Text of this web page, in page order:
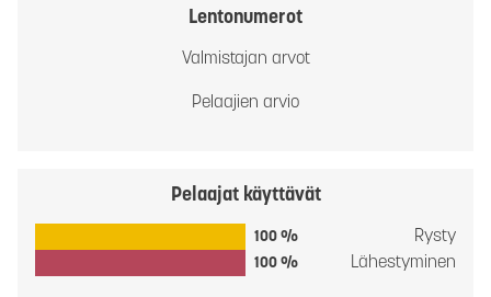
Lentonumerot
Valmistajan arvot
Pelaajien arvio
Pelaajat käyttävät
100 % Rysty
100 % Lähestyminen